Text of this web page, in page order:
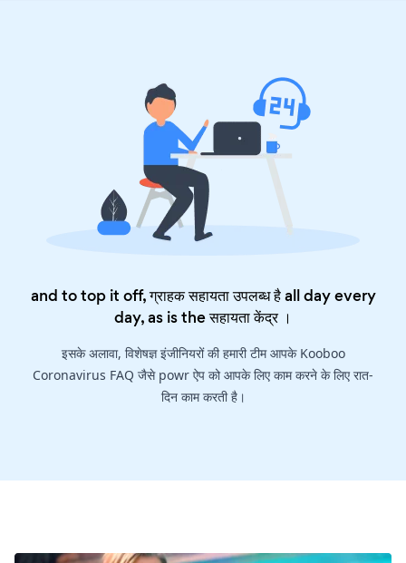
and to top it off, ग्राहक सहायता उपलब्ध है all day every
day, as is theसहायता केंद्र।
इसके अलावा, विशेषज्ञ इंजीनियरों की हमारी टीम आपके Kooboo
Coronavirus FAQ जैसे powr ऐप को आपके लिए काम करने के लिए रात-
दिन काम करती है।